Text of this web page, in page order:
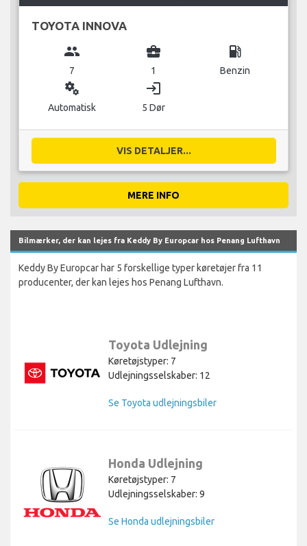
TOYOTA INNOVA
group
7
business_center
1
local_gas_station
Benzin
miscellaneous_services
Automatisk
login
5 Dør
VIS DETALJER...
MERE INFO
Bilmærker, der kan lejes fra Keddy By Europcar hos Penang Lufthavn
Keddy By Europcar har 5 forskellige typer køretøjer fra 11
producenter, der kan lejes hos Penang Lufthavn.
Toyota Udlejning
Køretøjstyper: 7
Udlejningsselskaber: 12
Se Toyota udlejningsbiler
Honda Udlejning
Køretøjstyper: 7
Udlejningsselskaber: 9
Se Honda udlejningsbiler